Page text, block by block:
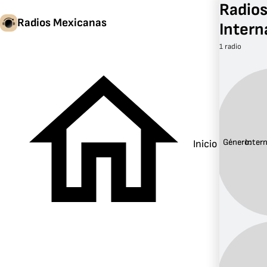
Radios Mexicanas
Inicio
1 radio
Género: